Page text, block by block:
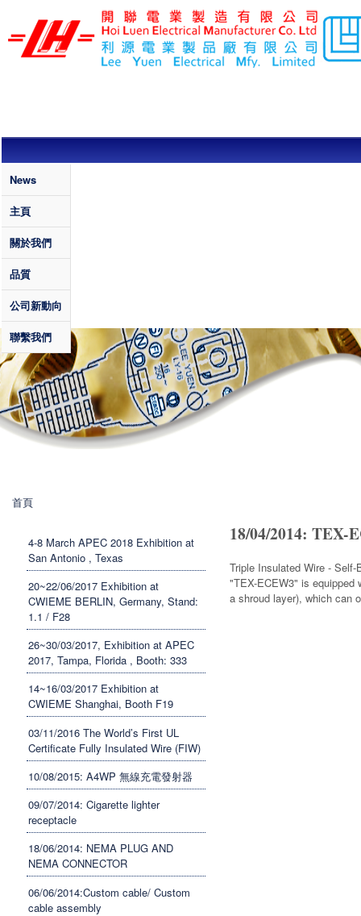
移至主內容
利
品
廠
有
限
公
司
開
聯
電
業
製
造
有
Quality
News
主頁
關於我們
品質
公司新動向
聯繫我們
Banner News
您在這裡
首頁
18/04/2014: TEX-
Triple Insulated Wire -
"TEX-ECEW3" is equipped
a shroud layer), which
4-8 March APEC 2018 Exhibition at
San Antonio , Texas
20~22/06/2017 Exhibition at
CWIEME BERLIN, Germany, Stand:
1.1 / F28
26~30/03/2017, Exhibition at APEC
2017, Tampa, Florida , Booth: 333
14~16/03/2017 Exhibition at
CWIEME Shanghai, Booth F19
03/11/2016 The World’s First UL
Certificate Fully Insulated Wire (FIW)
10/08/2015: A4WP 無線充電發射器
09/07/2014: Cigarette lighter
receptacle
18/06/2014: NEMA PLUG AND
NEMA CONNECTOR
06/06/2014:Custom cable/ Custom
cable assembly